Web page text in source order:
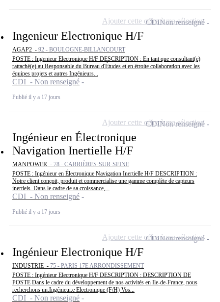
Ingenieur Electronique H/F
AGAP2 - 92 - BOULOGNE-BILLANCOURT
POSTE : Ingenieur Electronique H/F DESCRIPTION : En tant que consultant(e)
rattaché(e) au Responsable du Bureau d'Études et en étroite collaboration avec les
équipes projets et autres Ingénieurs...
CDI - Non renseigné
Publié il y a 17 jours
CDINon renseigné
Ajouter cette offre à ma sélection
Ingénieur en Électronique
Navigation Inertielle H/F
MANPOWER - 78 - CARRIÈRES-SUR-SEINE
POSTE : Ingénieur en Électronique Navigation Inertielle H/F DESCRIPTION :
Notre client conçoit, produit et commercialise une gamme complète de capteurs
inertiels. Dans le cadre de sa croissance,...
CDI - Non renseigné
Publié il y a 17 jours
CDINon renseigné
Ajouter cette offre à ma sélection
Ingénieur Electronique H/F
INDUSTRIE - 75 - PARIS 17E ARRONDISSEMENT
POSTE : Ingénieur Electronique H/F DESCRIPTION : DESCRIPTION DE
POSTE Dans le cadre du développement de nos activités en Ile-de-France, nous
recherchons un.Ingénieur.e Electronique (F/H) Vos...
CDI - Non renseigné
CDINon renseigné
Ajouter cette offre à ma sélection